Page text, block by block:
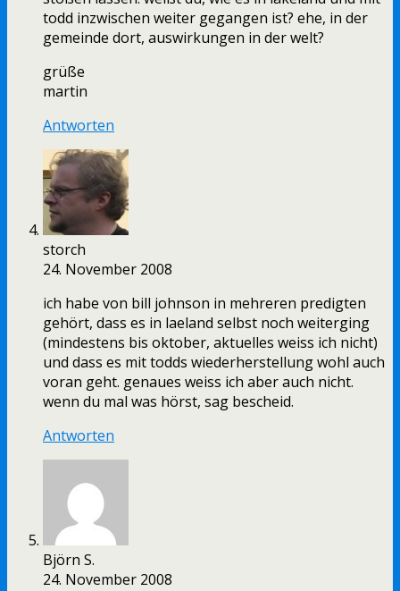
todd inzwischen weiter gegangen ist? ehe, in der
gemeinde dort, auswirkungen in der welt?
grüße
martin
Antworten
storch
24. November 2008
ich habe von bill johnson in mehreren predigten
gehört, dass es in laeland selbst noch weiterging
(mindestens bis oktober, aktuelles weiss ich nicht)
und dass es mit todds wiederherstellung wohl auch
voran geht. genaues weiss ich aber auch nicht.
wenn du mal was hörst, sag bescheid.
Antworten
Björn S.
24. November 2008